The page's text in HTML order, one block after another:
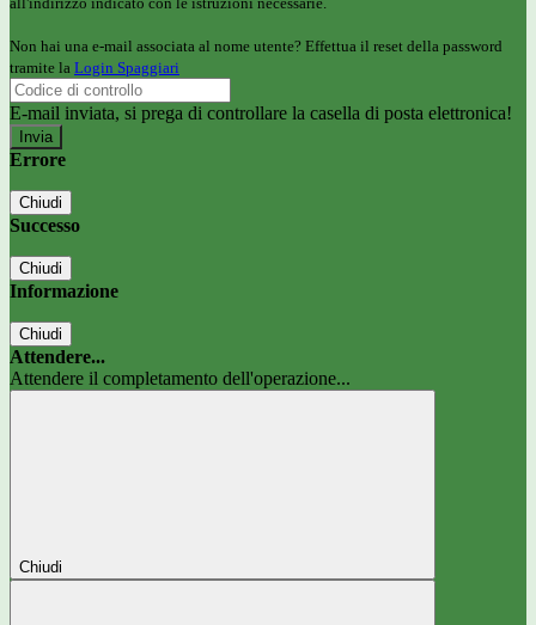
Non hai una e-mail associata al nome utente? Effettua il reset della password
tramite la Login Spaggiari
E-mail inviata, si prega di controllare la casella di posta elettronica!
Errore
Chiudi
Successo
Chiudi
Informazione
Chiudi
Attendere...
Attendere il completamento dell'operazione...
Chiudi